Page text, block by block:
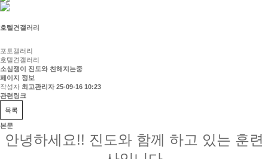
호텔견갤러리
포토갤러리
호텔견갤러리
소심쟁이 진도와 친해지는중
페이지 정보
작성자 최고관리자 25-09-16 10:23
관련링크
목록
본문
안녕하세요!! 진도와 함께 하고 있는 훈련